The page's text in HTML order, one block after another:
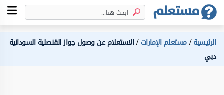
الرئيسية مستعلم الإمارات الاستعلام عن وصول جواز القنصلية السودانية
دبي